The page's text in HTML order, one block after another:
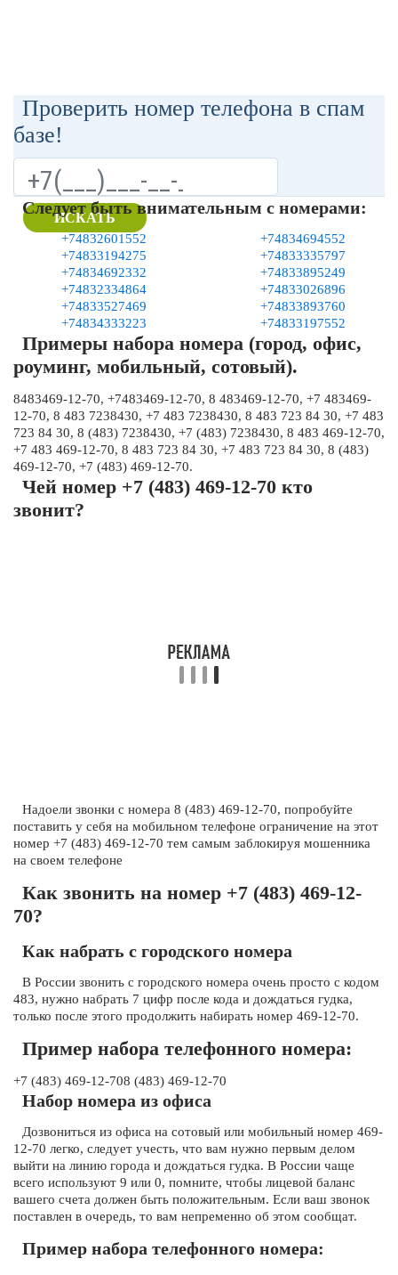
Проверить номер телефона в спам
базе!
ИСКАТЬ
Следует быть внимательным с номерами:
+74832601552
+74834694552
+74833194275
+74833335797
+74834692332
+74833895249
+74832334864
+74833026896
+74833527469
+74833893760
+74834333223
+74833197552
Примеры набора номера (город, офис,
роуминг, мобильный, сотовый).
8483469-12-70, +7483469-12-70, 8 483469-12-70, +7 483469-
12-70, 8 483 7238430, +7 483 7238430, 8 483 723 84 30, +7 483
723 84 30, 8 (483) 7238430, +7 (483) 7238430, 8 483 469-12-70,
+7 483 469-12-70, 8 483 723 84 30, +7 483 723 84 30, 8 (483)
469-12-70, +7 (483) 469-12-70.
Чей номер +7 (483) 469-12-70 кто
звонит?
Надоели звонки с номера 8 (483) 469-12-70, попробуйте
поставить у себя на мобильном телефоне ограничение на этот
номер +7 (483) 469-12-70 тем самым заблокируя мошенника
на своем телефоне
Как звонить на номер +7 (483) 469-12-
70?
Как набрать с городского номера
В России звонить с городского номера очень просто с кодом
483, нужно набрать 7 цифр после кода и дождаться гудка,
только после этого продолжить набирать номер 469-12-70.
Пример набора телефонного номера:
+7 (483) 469-12-708 (483) 469-12-70
Набор номера из офиса
Дозвониться из офиса на сотовый или мобильный номер 469-
12-70 легко, следует учесть, что вам нужно первым делом
выйти на линию города и дождаться гудка. В России чаще
всего используют 9 или 0, помните, чтобы лицевой баланс
вашего счета должен быть положительным. Если ваш звонок
поставлен в очередь, то вам непременно об этом сообщат.
Пример набора телефонного номера: